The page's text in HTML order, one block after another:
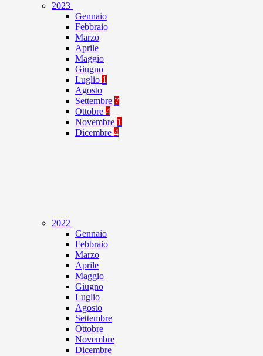
2023
Gennaio
Febbraio
Marzo
Aprile
Maggio
Giugno
Luglio 1
Agosto
Settembre 7
Ottobre 4
Novembre 1
Dicembre 4
2022
Gennaio
Febbraio
Marzo
Aprile
Maggio
Giugno
Luglio
Agosto
Settembre
Ottobre
Novembre
Dicembre